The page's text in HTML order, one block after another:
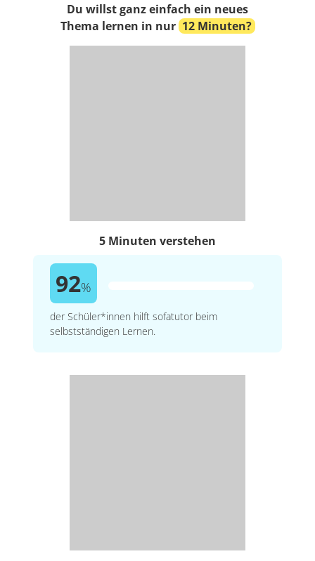
Du willst ganz einfach ein neues
Thema lernen in nur 12 Minuten?
5 Minuten verstehen
92%
der Schüler*innen hilft sofatutor beim
selbstständigen Lernen.